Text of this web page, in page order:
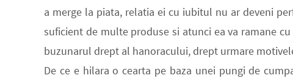
a merge la piata, relatia ei cu iubitul nu ar deveni
suficient de multe produse si atunci ea va ramane
buzunarul drept al hanoracului, drept urmare
De ce e hilara o cearta pe baza unei pungi de